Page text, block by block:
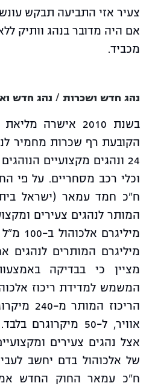
צעיר אזי התביעה תבקש
אם היה מדובר בנהג וותיק
מכביד.
נהג חדש ושכרות / נהג חדש
בשנת 2010 אישרה
הקובעת רף שכרות מחמיר
24 ונהגים מקצועיים
וכלי רכב מסחריים. על פי
ח"כ חמד עמאר (ישראל
מיליגרם המותרים לנהגים
מציין כי בבדיקה
המשמש למדידת ריכוז
הריכוז
אוויר, ל-50
אצל נהגים צעירים
של אלכוהול בדם יחשב
ח"כ עמאר החוק החדש